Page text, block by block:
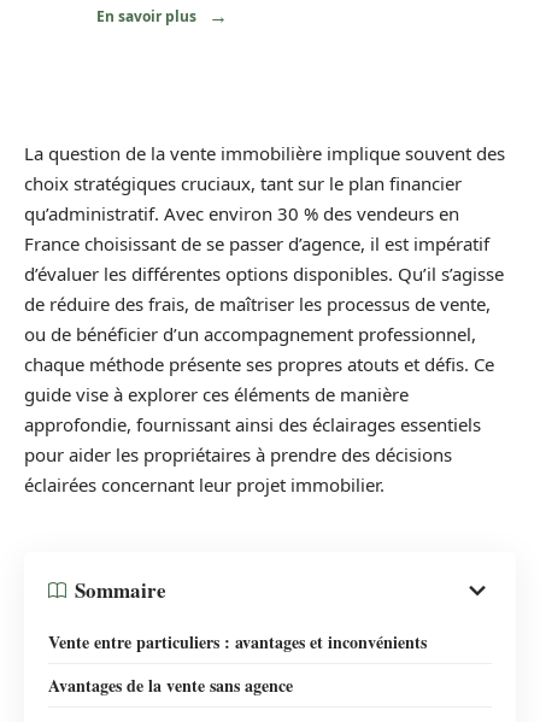
En savoir plus
La question de la vente immobilière implique souvent des
choix stratégiques cruciaux, tant sur le plan financier
qu’administratif. Avec environ 30 % des vendeurs en
France choisissant de se passer d’agence, il est impératif
d’évaluer les différentes options disponibles. Qu’il s’agisse
de réduire des frais, de maîtriser les processus de vente,
ou de bénéficier d’un accompagnement professionnel,
chaque méthode présente ses propres atouts et défis. Ce
guide vise à explorer ces éléments de manière
approfondie, fournissant ainsi des éclairages essentiels
pour aider les propriétaires à prendre des décisions
éclairées concernant leur projet immobilier.
Sommaire
Vente entre particuliers : avantages et inconvénients
Avantages de la vente sans agence